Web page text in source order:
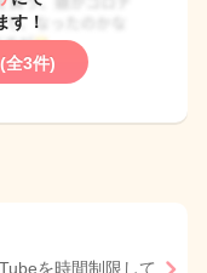
す！
全3件)
を時間制限して